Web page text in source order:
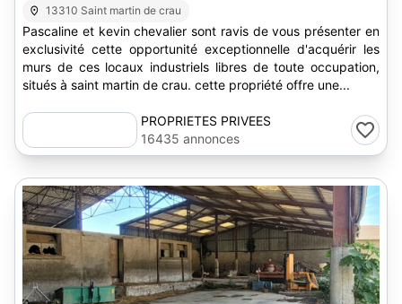
13310 Saint martin de crau
Pascaline et kevin chevalier sont ravis de vous présenter en
exclusivité cette opportunité exceptionnelle d'acquérir les
murs de ces locaux industriels libres de toute occupation,
situés à saint martin de crau. cette propriété offre une...
PROPRIETES PRIVEES
16435 annonces